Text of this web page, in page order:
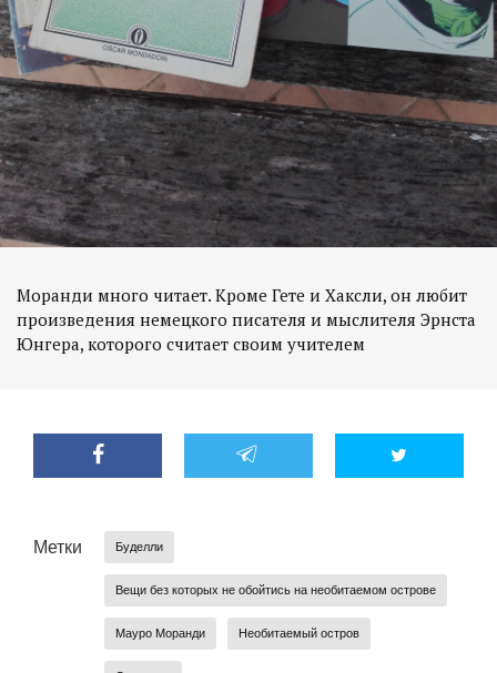
Моранди много читает. Кроме Гете и Хаксли, он любит
произведения немецкого писателя и мыслителя Эрнста
Юнгера, которого считает своим учителем
Метки Буделли
Вещи без которых не обойтись на необитаемом острове
Мауро Моранди Необитаемый остров